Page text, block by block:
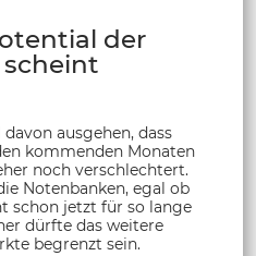
der
ausgehen, dass
kommenden Monaten
noch verschlechtert.
Notenbanken, egal ob
schon jetzt für so lange
dürfte das weitere
begrenzt sein.